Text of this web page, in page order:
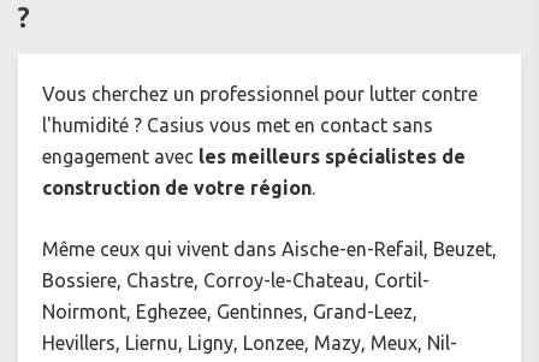
?
Vous cherchez un professionnel pour lutter contre
l'humidité ? Casius vous met en contact sans
engagement avec les meilleurs spécialistes de
construction de votre région.
Même ceux qui vivent dans Aische-en-Refail, Beuzet,
Bossiere, Chastre, Corroy-le-Chateau, Cortil-
Noirmont, Eghezee, Gentinnes, Grand-Leez,
Hevillers, Liernu, Ligny, Lonzee, Mazy, Meux, Nil-